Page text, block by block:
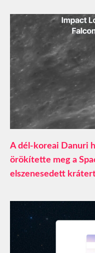
A dél-koreai Danuri
örökítette meg a
elszenesedett